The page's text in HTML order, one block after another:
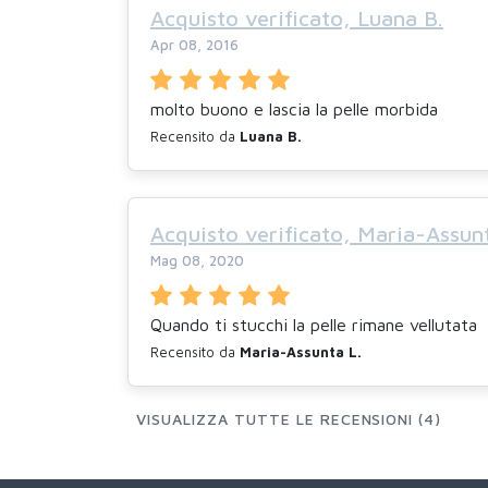
Acquisto verificato, Luana B.
Apr 08, 2016
molto buono e lascia la pelle morbida
Recensito da Luana B.
Acquisto verificato, Maria-
Mag 08, 2020
Quando ti stucchi la pelle rimane vellutata
Recensito da Maria-Assunta L.
VISUALIZZA TUTTE LE RECENSIONI (4)